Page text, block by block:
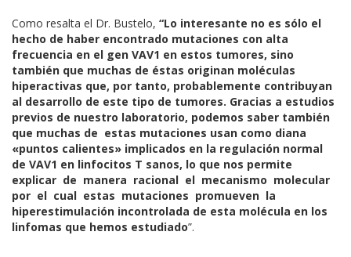
Como resalta el Dr. Bustelo, “Lo interesante no es sólo el
hecho de haber encontrado mutaciones con alta
frecuencia en el gen VAV1 en estos tumores, sino
también que muchas de éstas originan moléculas
hiperactivas que, por tanto, probablemente contribuyan
al desarrollo de este tipo de tumores. Gracias a estudios
previos de nuestro laboratorio, podemos saber también
que muchas de estas mutaciones usan como diana
«puntos calientes» implicados en la regulación normal
de VAV1 en linfocitos T sanos, lo que nos permite
explicar de manera racional el mecanismo molecular
por el cual estas mutaciones promueven la
hiperestimulación incontrolada de esta molécula en los
linfomas que hemos estudiado”.